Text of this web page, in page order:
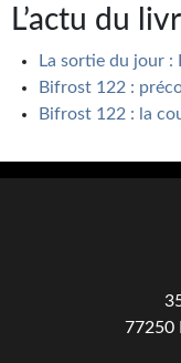
L’actu du
La sortie du jour :
Bifrost 122 :
Bifrost 122 : la
77250